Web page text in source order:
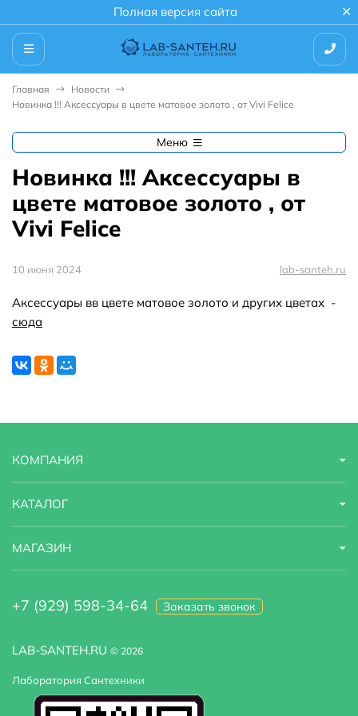
Полная версия сайта
Главная
Новости
Новинка !!! Аксессуары в цвете матовое золото , от Vivi Felice
Меню
Новинка !!! Аксессуары в
цвете матовое золото , от
Vivi Felice
10 июня 2024 lab-santeh.ru
Аксессуары вв цвете матовое золото и других цветах -
сюда
LAB-SANTEH.RU © 2026
Лаборатория Сантехники
КОМПАНИЯ
КАТАЛОГ
МАГАЗИН
+7 (929) 598-34-64 Заказать звонок